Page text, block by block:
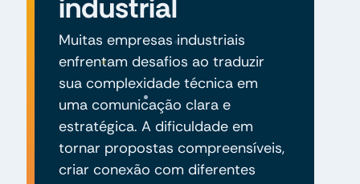
Muitas empresas industriais
enfrentam desafios ao traduzir
sua complexidade técnica em
uma comunicação clara e
estratégica. A dificuldade em
tornar propostas compreensíveis,
criar conexão com diferentes